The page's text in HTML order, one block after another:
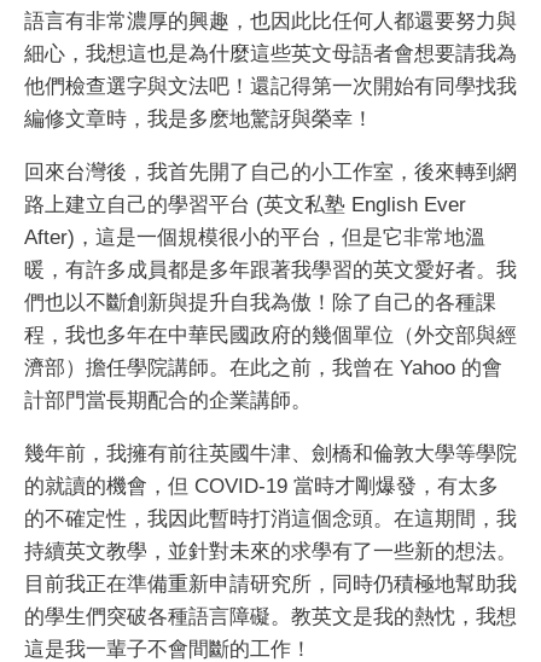
語言有非常濃厚的興趣，也因此比任何人都還要努力與
細心，我想這也是為什麼這些英文母語者會想要請我為
他們檢查選字與文法吧！還記得第一次開始有同學找我
編修文章時，我是多麽地驚訝與榮幸！
回來台灣後，我首先開了自己的小工作室，後來轉到網
路上建立自己的學習平台 (英文私塾 English Ever
After)，這是一個規模很小的平台，但是它非常地溫
暖，有許多成員都是多年跟著我學習的英文愛好者。我
們也以不斷創新與提升自我為傲！除了自己的各種課
程，我也多年在中華民國政府的幾個單位（外交部與經
濟部）擔任學院講師。在此之前，我曾在 Yahoo 的會
計部門當長期配合的企業講師。
幾年前，我擁有前往英國牛津、劍橋和倫敦大學等學院
的就讀的機會，但 COVID-19 當時才剛爆發，有太多
的不確定性，我因此暫時打消這個念頭。在這期間，我
持續英文教學，並針對未來的求學有了一些新的想法。
目前我正在準備重新申請研究所，同時仍積極地幫助我
的學生們突破各種語言障礙。教英文是我的熱忱，我想
這是我一輩子不會間斷的工作！